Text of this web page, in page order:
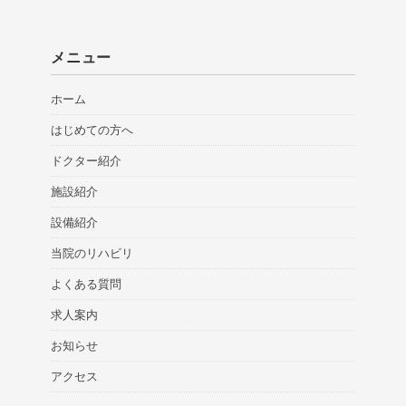
メニュー
ホーム
はじめての方へ
ドクター紹介
施設紹介
設備紹介
当院のリハビリ
よくある質問
求人案内
お知らせ
アクセス